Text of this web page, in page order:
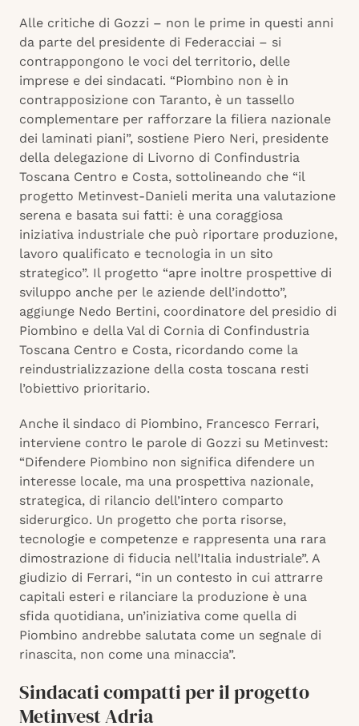
Alle critiche di Gozzi – non le prime in questi anni
da parte del presidente di Federacciai – si
contrappongono le voci del territorio, delle
imprese e dei sindacati. “Piombino non è in
contrapposizione con Taranto, è un tassello
complementare per rafforzare la filiera nazionale
dei laminati piani”, sostiene Piero Neri, presidente
della delegazione di Livorno di Confindustria
Toscana Centro e Costa, sottolineando che “il
progetto Metinvest-Danieli merita una valutazione
serena e basata sui fatti: è una coraggiosa
iniziativa industriale che può riportare produzione,
lavoro qualificato e tecnologia in un sito
strategico”. Il progetto “apre inoltre prospettive di
sviluppo anche per le aziende dell’indotto”,
aggiunge Nedo Bertini, coordinatore del presidio di
Piombino e della Val di Cornia di Confindustria
Toscana Centro e Costa, ricordando come la
reindustrializzazione della costa toscana resti
l’obiettivo prioritario.
Anche il sindaco di Piombino, Francesco Ferrari,
interviene contro le parole di Gozzi su Metinvest:
“Difendere Piombino non significa difendere un
interesse locale, ma una prospettiva nazionale,
strategica, di rilancio dell’intero comparto
siderurgico. Un progetto che porta risorse,
tecnologie e competenze e rappresenta una rara
dimostrazione di fiducia nell’Italia industriale”. A
giudizio di Ferrari, “in un contesto in cui attrarre
capitali esteri e rilanciare la produzione è una
sfida quotidiana, un’iniziativa come quella di
Piombino andrebbe salutata come un segnale di
rinascita, non come una minaccia”.
Sindacati compatti per il progetto
Metinvest Adria